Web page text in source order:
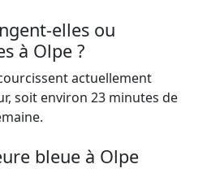
elles ou
à Olpe ?
actuellement
soit environ 23 minutes de
bleue à Olpe